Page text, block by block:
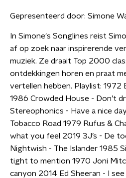
Gepresenteerd door: Simone
In Simone's Songlines reist
af op zoek naar inspirerende
muziek. Ze draait Top 2000
ontdekkingen horen en praat
vertellen hebben. Playlist: 1972
1986 Crowded House - Don’t
Stereophonics - Have a nice
Tobacco Road 1979 Rufus &
what you feel 2019 3J’s - De
Nightwish - The Islander 1985
tight to mention 1970 Joni
canyon 2014 Ed Sheeran - I